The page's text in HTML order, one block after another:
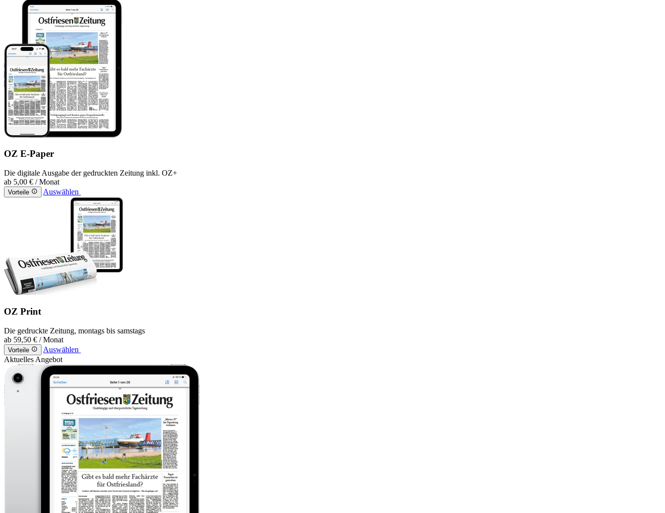
OZ E-Paper
Die digitale Ausgabe der gedruckten Zeitung inkl. OZ+
ab 5,00 € / Monat
Vorteile Auswählen
OZ Print
Die gedruckte Zeitung, montags bis samstags
ab 59,50 € / Monat
Vorteile
Auswählen
Aktuelles Angebot